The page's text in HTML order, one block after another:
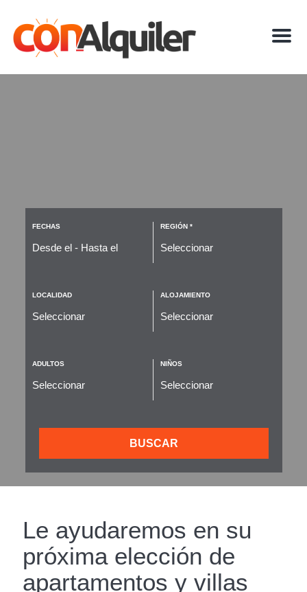
M
u
FECHAS REGIÓN *
LOCALIDAD ALOJAMIENTO
ADULTOS NIÑOS
BUSCAR
Le ayudaremos en su
próxima elección de
apartamentos y villas